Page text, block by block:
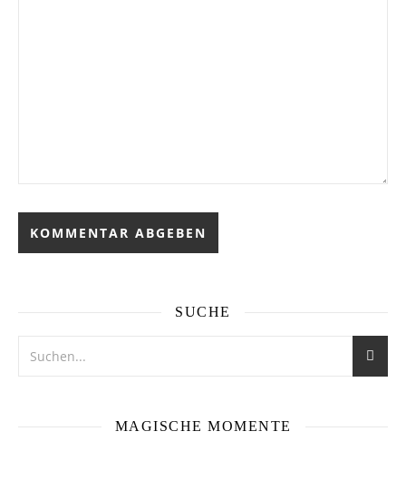
SUCHE
MAGISCHE MOMENTE